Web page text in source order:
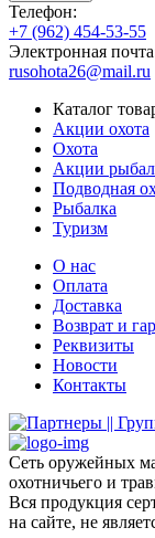
Телефон:
+7 (962) 454-53-55
Электронная
rusohota26@mail.ru
Каталог
Акции охота
Охота
Акции
Подводная
Рыбалка
Туризм
О нас
Оплата
Доставка
Возврат и
Реквизиты
Новости
Контакты
Сеть оружейных
охотничьего и
Вся продукция
на сайте, не